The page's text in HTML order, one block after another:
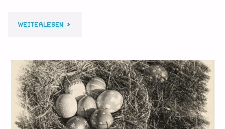
WEITERLESEN"MEIN